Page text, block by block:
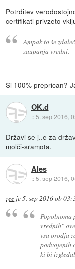
Potrditev
certifikati privzeto
Ampak to še
zaupanja vredni.
Si 100% preprican?
OK.d
:: 5. sep 2016,
Državi se j..e za
molči-sramota.
Ales
::5. sep 2016,
zee je5. sep 2016 ob
Popolnoma
vrednih"
vsa orodja
podvojenih
ki bi